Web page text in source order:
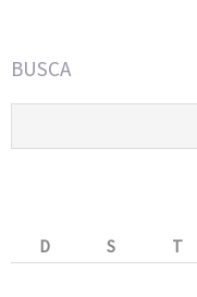
BUSCA
D
S T